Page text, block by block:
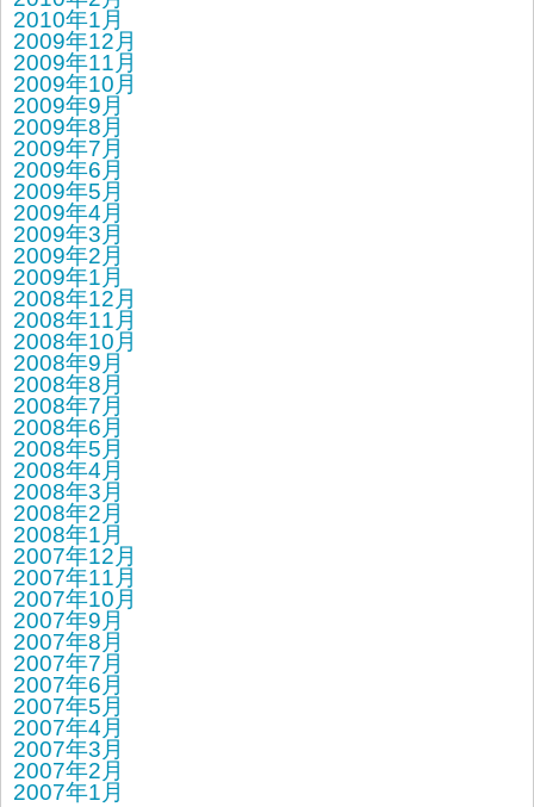
2010年1月
2009年12月
2009年11月
2009年10月
2009年9月
2009年8月
2009年7月
2009年6月
2009年5月
2009年4月
2009年3月
2009年2月
2009年1月
2008年12月
2008年11月
2008年10月
2008年9月
2008年8月
2008年7月
2008年6月
2008年5月
2008年4月
2008年3月
2008年2月
2008年1月
2007年12月
2007年11月
2007年10月
2007年9月
2007年8月
2007年7月
2007年6月
2007年5月
2007年4月
2007年3月
2007年2月
2007年1月